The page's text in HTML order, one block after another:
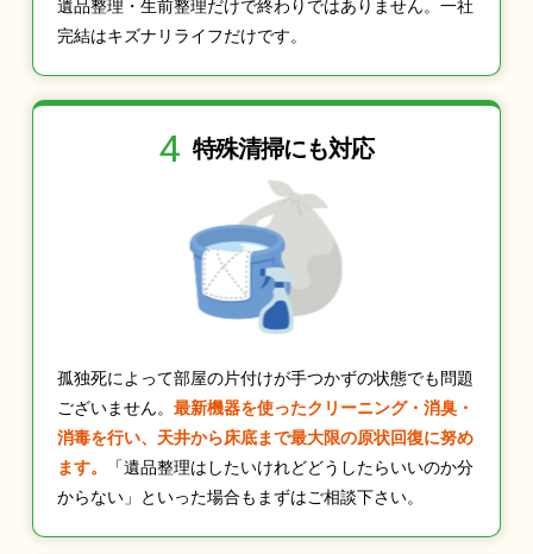
遺品整理・生前整理だけで終わりではありません。一社
完結はキズナリライフだけです。
4 特殊清掃にも対応
孤独死によって部屋の片付けが手つかずの状態でも問題
ございません。 最新機器を使ったクリーニング・消臭・
消毒を行い、天井から床底まで最大限の原状回復に努め
ます。
「遺品整理はしたいけれどどうしたらいいのか分
からない」といった場合もまずはご相談下さい。